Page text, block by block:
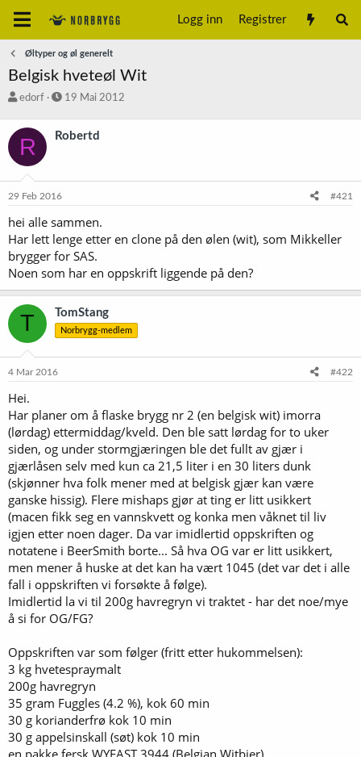
Logg inn Registrer
Øltyper og øl generelt
Belgisk hveteøl Wit
T
å
d
s
a
e
r
edorf
S
r
a
19 Mai 2012
R Robertd
29 Feb 2016 #421
hei alle sammen.
Har lett lenge etter en clone på den ølen (wit), som Mikkeller
brygger for SAS.
Noen som har en oppskrift liggende på den?
T TomStang
Norbrygg-medlem
4 Mar 2016 #422
Hei.
Har planer om å flaske brygg nr 2 (en belgisk wit) imorra
(lørdag) ettermiddag/kveld. Den ble satt lørdag for to uker
siden, og under stormgjæringen ble det fullt av gjær i
gjærlåsen selv med kun ca 21,5 liter i en 30 liters dunk
(skjønner hva folk mener med at belgisk gjær kan være
ganske hissig). Flere mishaps gjør at ting er litt usikkert
(macen fikk seg en vannskvett og konka men våknet til liv
igjen etter noen dager. Da var imidlertid oppskriften og
notatene i BeerSmith borte... Så hva OG var er litt usikkert,
men mener å huske at det kan ha vært 1045 (det var det i alle
fall i oppskriften vi forsøkte å følge).
Imidlertid la vi til 200g havregryn vi traktet - har det noe/mye
å si for OG/FG?
Oppskriften var som følger (fritt etter hukommelsen):
3 kg hvetespraymalt
200g havregryn
35 gram Fuggles (4.2 %), kok 60 min
30 g korianderfrø kok 10 min
30 g appelsinskall (søt) kok 10 min
en pakke fersk WYEAST 3944 (Belgian Witbier)